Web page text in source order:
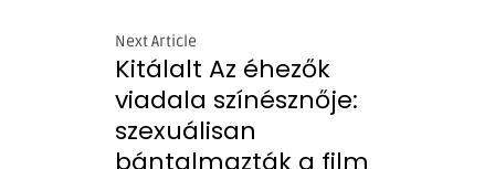
Next Article
Kitálalt Az éhezők
viadala színésznője:
szexuálisan
bántalmazták a film